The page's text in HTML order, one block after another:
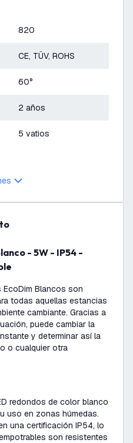
820
CE, TÜV, ROHS
60°
2 años
5 vatios
EcoDim Blancos son
todas aquellas estancias
cambiante. Gracias a
puede cambiar la
y determinar así la
o cualquier otra
redondos de color blanco
uso en zonas húmedas.
una certificación IP54, lo
son resistentes